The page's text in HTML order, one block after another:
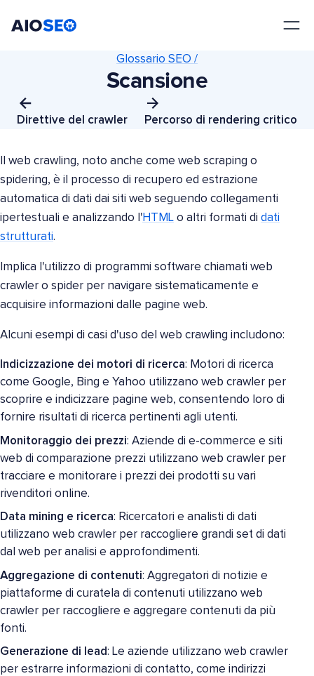
Direttive del crawler
Glossario SEO /
Scansione
Percorso di rendering critico
Il web crawling, noto anche come web scraping o
spidering, è il processo di recupero ed estrazione
automatica di dati dai siti web seguendo collegamenti
ipertestuali e analizzando l'HTML o altri formati di dati
strutturati.
Implica l'utilizzo di programmi software chiamati web
crawler o spider per navigare sistematicamente e
acquisire informazioni dalle pagine web.
Alcuni esempi di casi d'uso del web crawling includono:
Indicizzazione dei motori di ricerca: Motori di ricerca
come Google, Bing e Yahoo utilizzano web crawler per
scoprire e indicizzare pagine web, consentendo loro di
fornire risultati di ricerca pertinenti agli utenti.
Monitoraggio dei prezzi: Aziende di e-commerce e siti
web di comparazione prezzi utilizzano web crawler per
tracciare e monitorare i prezzi dei prodotti su vari
rivenditori online.
Data mining e ricerca: Ricercatori e analisti di dati
utilizzano web crawler per raccogliere grandi set di dati
dal web per analisi e approfondimenti.
Aggregazione di contenuti: Aggregatori di notizie e
piattaforme di curatela di contenuti utilizzano web
crawler per raccogliere e aggregare contenuti da più
fonti.
Generazione di lead: Le aziende utilizzano web crawler
per estrarre informazioni di contatto, come indirizzi